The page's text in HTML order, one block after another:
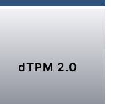
dTPM 2.0